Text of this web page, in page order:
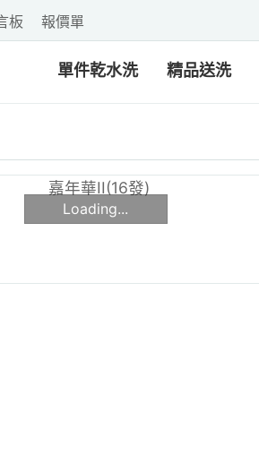
板 報價單
單件乾水洗 精品送洗
Loading...